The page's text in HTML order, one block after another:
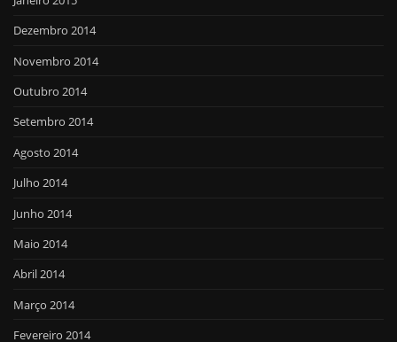
Dezembro 2014
Novembro 2014
Outubro 2014
Setembro 2014
Agosto 2014
Julho 2014
Junho 2014
Maio 2014
Abril 2014
Março 2014
Fevereiro 2014